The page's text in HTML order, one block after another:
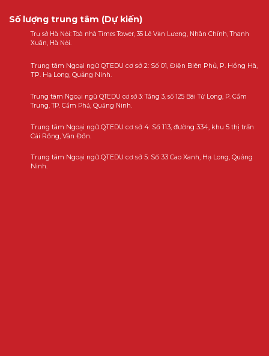
Số lượng trung tâm (Dự kiến)
Trụ sở Hà Nội: Toà nhà Times Tower, 35 Lê Văn Lương, Nhân Chính, Thanh
Xuân, Hà Nội.
Trung tâm Ngoại ngữ QTEDU cơ sở 2: Số 01, Điện Biên Phủ, P. Hồng Hà,
TP. Hạ Long, Quảng Ninh.
Trung tâm Ngoại ngữ QTEDU cơ sở 3: Tầng 3, số 125 Bái Tử Long, P. Cẩm
Trung, TP. Cẩm Phả, Quảng Ninh.
Trung tâm Ngoại ngữ QTEDU cơ sở 4: Số 113, đường 334, khu 5 thị trấn
Cái Rồng, Vân Đồn.
Trung tâm Ngoại ngữ QTEDU cơ sở 5: Số 33 Cao Xanh, Hạ Long, Quảng
Ninh.